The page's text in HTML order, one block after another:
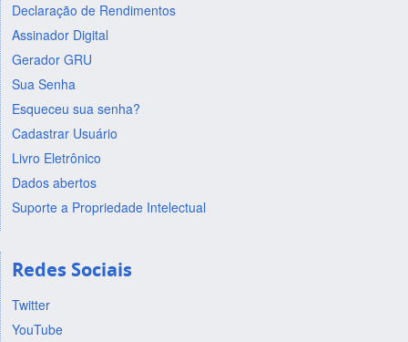
Declaração de Rendimentos
Assinador Digital
Gerador GRU
Sua Senha
Esqueceu sua senha?
Cadastrar Usuário
Livro Eletrônico
Dados abertos
Suporte a Propriedade Intelectual
Redes Sociais
Twitter
YouTube